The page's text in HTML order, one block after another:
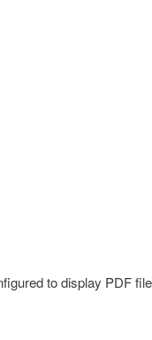
to display PDF